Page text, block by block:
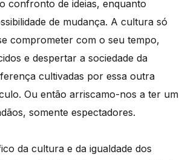
confronto de ideias, enquanto
de mudança. A cultura só
comprometer com o seu tempo,
e despertar a sociedade da
cultivadas por essa outra
Ou então arriscamo-nos a ter um
somente espectadores.
da cultura e da igualdade dos